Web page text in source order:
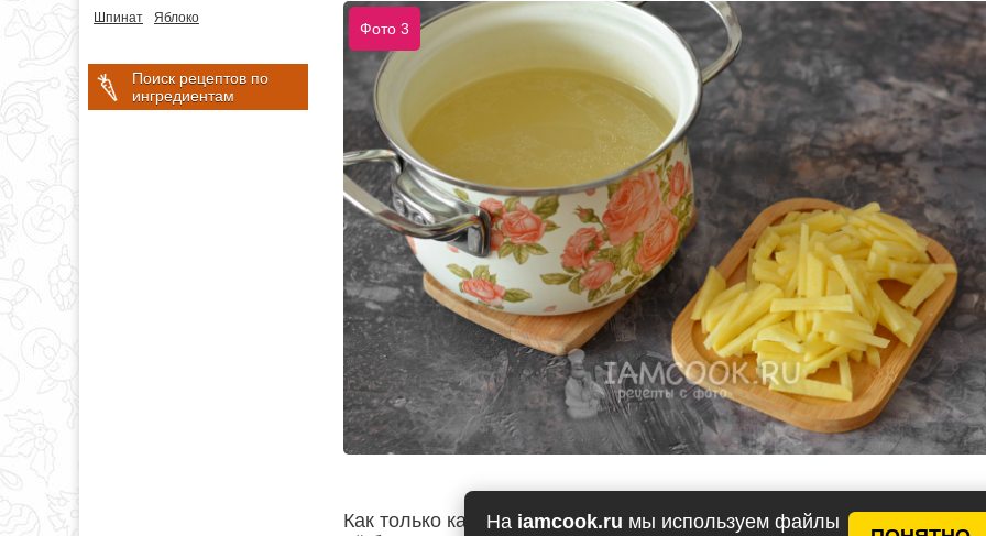
На iamcook.ru мы используем файлы
Шпинат
Яблоко
Поиск рецептов по
ингредиентам
Фото 3
Как только картофель сварится, засыпьте в суп яичную лапшу и